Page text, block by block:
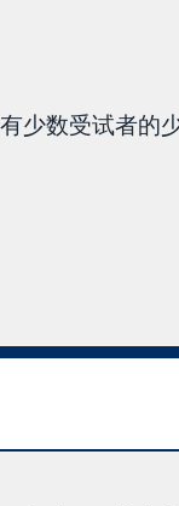
少数受试者的